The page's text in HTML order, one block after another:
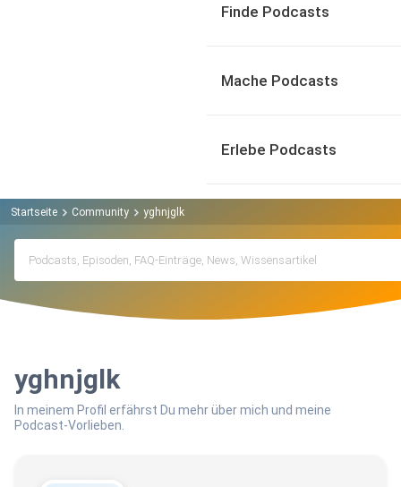
Finde Podcasts
Mache Podcasts
Erlebe Podcasts
Startseite Community yghnjglk
yghnjglk
In meinem Profil erfährst Du mehr über mich und meine
Podcast-Vorlieben.